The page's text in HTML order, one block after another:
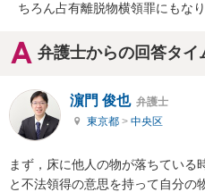
ちろん占有離脱物横領罪にもなり
弁護士からの回答タイ
濵門 俊也 弁護士
東京都 > 中央区
まず，床に他人の物が落ちている
と不法領得の意思を持って自分の